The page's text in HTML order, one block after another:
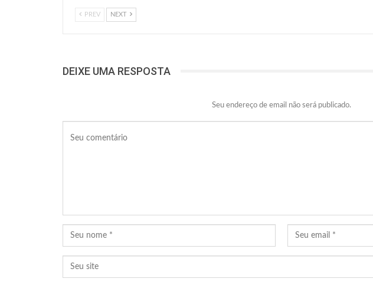
PREV NEXT
DEIXE UMA RESPOSTA
Seu endereço de email não será publicado.